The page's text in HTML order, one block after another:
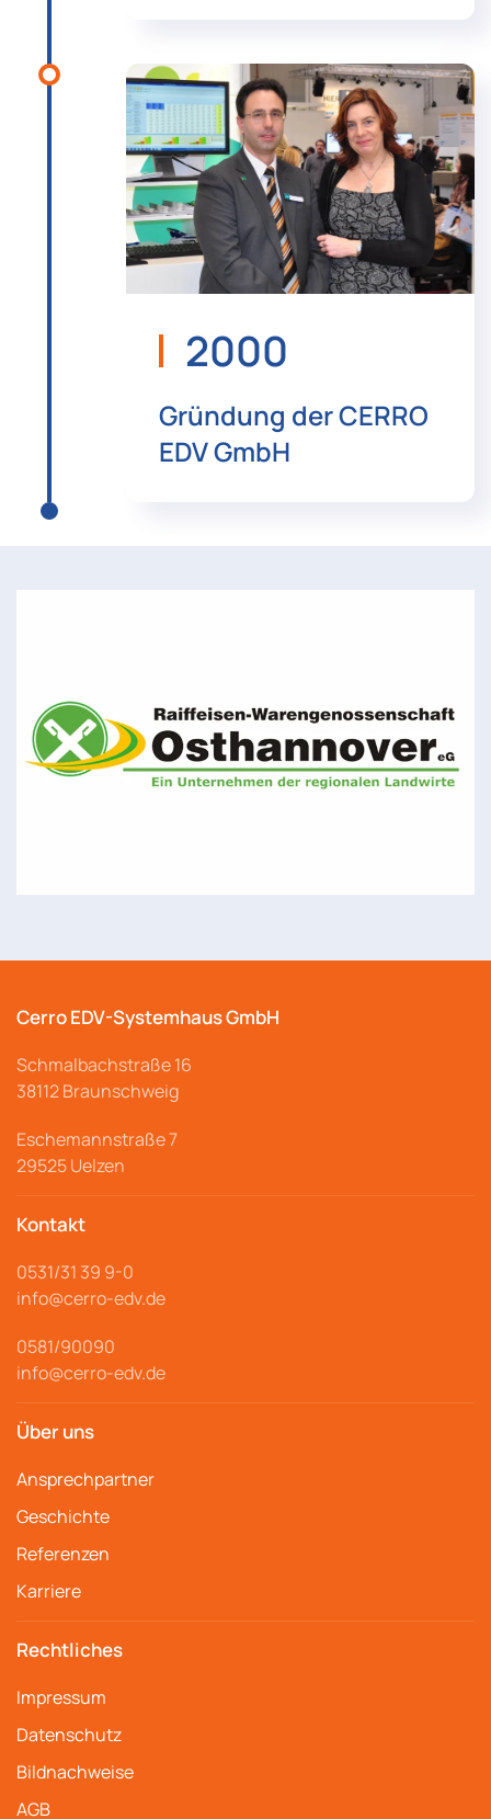
2000
Gründung der CERRO
EDV GmbH
Cerro EDV-Systemhaus GmbH
Schmalbachstraße16
38112 Braunschweig
Eschemannstraße 7
29525 Uelzen
Kontakt
0531/31 39 9-0
info@cerro-edv.de
0581/90090
info@cerro-edv.de
Über uns
Ansprechpartner
Geschichte
Referenzen
Karriere
Rechtliches
Impressum
Datenschutz
Bildnachweise
AGB